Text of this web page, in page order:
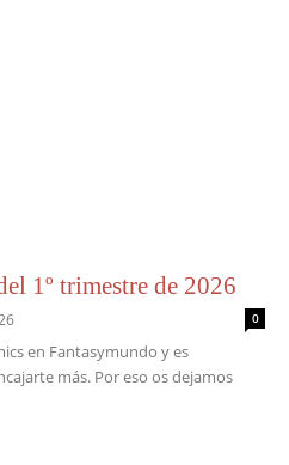
1º trimestre de 2026
0
en Fantasymundo y es
más. Por eso os dejamos